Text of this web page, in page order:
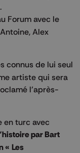
Forum avec le
Alex
connus de lui seul
artiste qui sera
l’après-
en turc avec
par Bart
« Les